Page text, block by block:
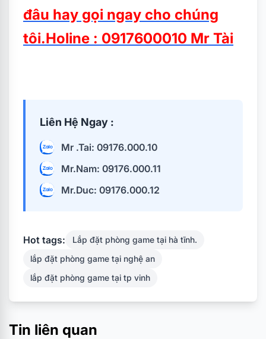
Tin liên quan
đâu hay gọi ngay cho chúng
tôi.Holine : 0917600010 Mr Tài
Liên Hệ Ngay :
Mr .Tai: 09176.000.10
Mr.Nam: 09176.000.11
Mr.Duc: 09176.000.12
Hot tags:
Lắp đặt phòng game tại hà tĩnh.
lắp đặt phòng game tại nghệ an
lắp đặt phòng game tại tp vinh